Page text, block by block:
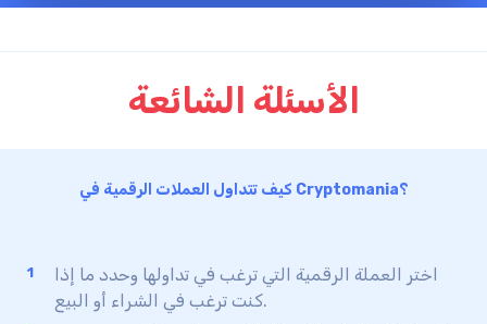
الأسئلة الشائعة
كيف تتداول العملات الرقمية في Cryptomania؟
اختر العملة الرقمية التي ترغب في تداولها وحدد ما إذا
كنت ترغب في الشراء أو البيع.